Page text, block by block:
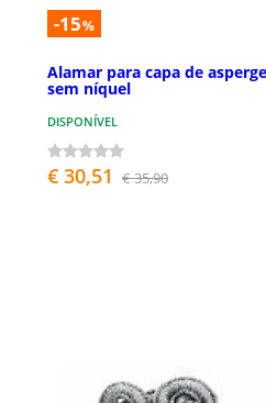
-15%
Alamar para capa de
sem níquel
DISPONÍVEL
€ 30,51 € 35,90